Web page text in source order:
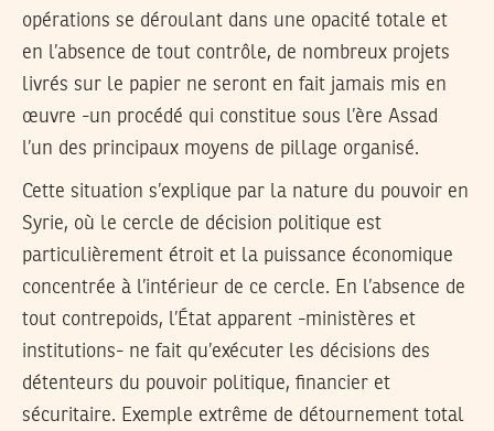
opérations se déroulant dans une opacité totale et
en l’absence de tout contrôle, de nombreux projets
livrés sur le papier ne seront en fait jamais mis en
œuvre -un procédé qui constitue sous l’ère Assad
l’un des principaux moyens de pillage organisé.
Cette situation s’explique par la nature du pouvoir en
Syrie, où le cercle de décision politique est
particulièrement étroit et la puissance économique
concentrée à l’intérieur de ce cercle. En l’absence de
tout contrepoids, l’État apparent -ministères et
institutions- ne fait qu’exécuter les décisions des
détenteurs du pouvoir politique, financier et
sécuritaire. Exemple extrême de détournement total